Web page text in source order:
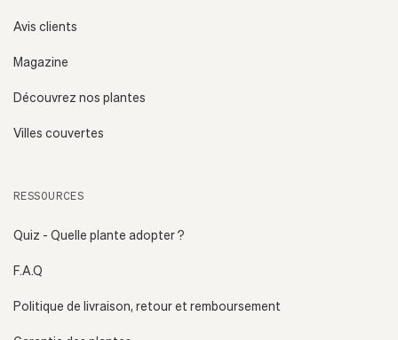
Avis clients
Magazine
Découvrez nos plantes
Villes couvertes
RESSOURCES
Quiz - Quelle plante adopter ?
F.A.Q
Politique de livraison, retour et remboursement